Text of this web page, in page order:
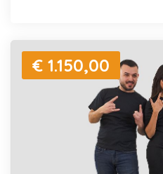
€ 1.150,00